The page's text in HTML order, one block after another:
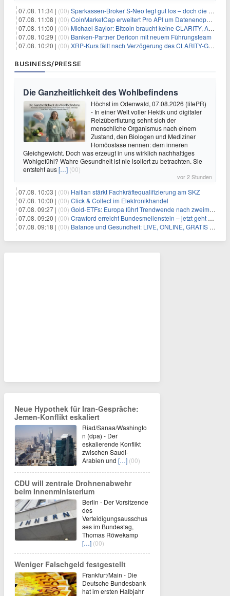
07.08. 11:34 | (00) Sparkassen-Broker S-Neo legt gut los – doch die Schwachstellen bleiben
07.08. 11:08 | (00) CoinMarketCap erweitert Pro API um Datenendpunkte für reale Vermögenswerte
07.08. 11:00 | (00) Michael Saylor: Bitcoin braucht keine CLARITY, Amerika schon
07.08. 10:29 | (00) Banken-Partner Dericon mit neuem Führungsteam
07.08. 10:20 | (00) XRP-Kurs fällt nach Verzögerung des CLARITY-Gesetzes, Analyst warnt vor schwachem August-Trend
BUSINESS/PRESSE
Die Ganzheitlichkeit des Wohlbefindens
Höchst im Odenwald, 07.08.2026 (lifePR)
- In einer Welt voller Hektik und digitaler
Reizüberflutung sehnt sich der
menschliche Organismus nach einem
Zustand, den Biologen und Mediziner
Homöostase nennen: dem inneren
Gleichgewicht. Doch was erzeugt in uns wirklich nachhaltiges
Wohlgefühl? Wahre Gesundheit ist nie isoliert zu betrachten. Sie
entsteht aus[…] (00)
vor 2 Stunden
07.08. 10:03 | (00) Haitian stärkt Fachkräftequalifizierung am SKZ
07.08. 10:00 | (00) Click & Collect im Elektronikhandel
07.08. 09:27 | (00) Gold-ETFs: Europa führt Trendwende nach zweimonatiger Schwächephase an
07.08. 09:20 | (00) Crawford erreicht Bundesmeilenstein – jetzt geht es in die finale Phase!
07.08. 09:18 | (00) Balance und Gesundheit: LIVE, ONLINE, GRATIS am Mi 19.08.2026 um 19:00 Uhr
Neue Hypothek für Iran-Gespräche:
Jemen-Konflikt eskaliert
Riad/Sanaa/Washingto
n (dpa) - Der
eskalierende Konflikt
zwischen Saudi-
Arabien und […] (00)
CDU will zentrale Drohnenabwehr
beim Innenministerium
Berlin - Der Vorsitzende
des
Verteidigungsausschus
ses im Bundestag,
Thomas Röwekamp
[…] (00)
Weniger Falschgeld festgestellt
Frankfurt/Main - Die
Deutsche Bundesbank
hat im ersten Halbjahr